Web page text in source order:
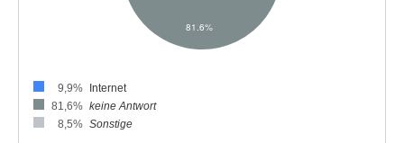
9,9%
Internet
81,6% keine Antwort
8,5% Sonstige